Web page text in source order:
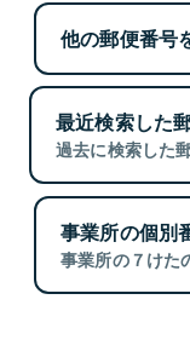
他の郵便番号
最近検索した
過去に検索した
事業所の個別
事業所の７けた